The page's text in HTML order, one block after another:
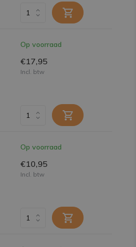
Op voorraad
€17,95
Incl. btw
Op voorraad
€10,95
Incl. btw